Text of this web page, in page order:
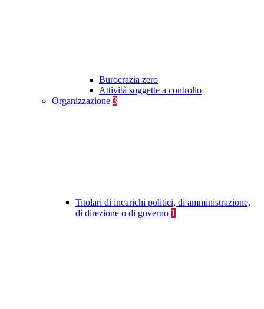
Burocrazia zero
Attività soggette a controllo
Organizzazione 3
Titolari di incarichi politici, di amministrazione,
di direzione o di governo 1